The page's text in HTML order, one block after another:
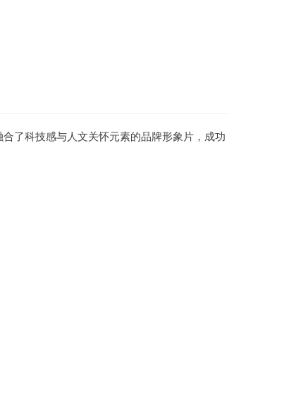
了科技感与人文关怀元素的品牌形象片，成功